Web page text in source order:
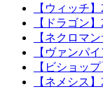
【ウィッチ
【ドラゴン
【ネクロマ
【ヴァンパ
【ビショッ
【ネメシス